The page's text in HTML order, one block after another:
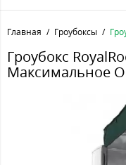
Главная Гроубоксы
Гроубокс
Максимальное